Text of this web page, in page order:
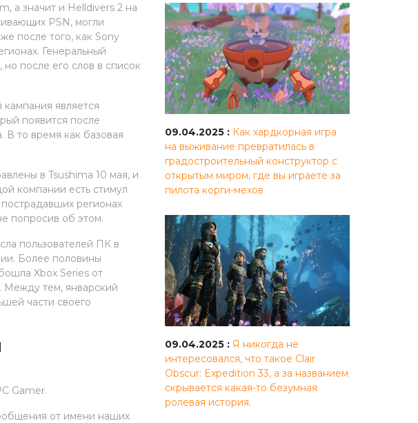
а значит и Helldivers 2 на
PSN, могли
после того, как Sony
Генеральный
после его слов в список
является
появится после
В то время как базовая
в Tsushima 10 мая, и
компании есть стимул
регионах
попросив об этом.
пользователей ПК в
Более половины
Xbox Series от
Между тем, январский
части своего
Gamer.
от имени наших
09.04.2025 : Как хардкорная игра
на выживание превратилась в
градостроительный конструктор с
открытым миром, где вы играете за
пилота корги-мехов
09.04.2025 : Я никогда не
интересовался, что такое Clair
Obscur: Expedition 33, а за названием
скрывается какая-то безумная
ролевая история.